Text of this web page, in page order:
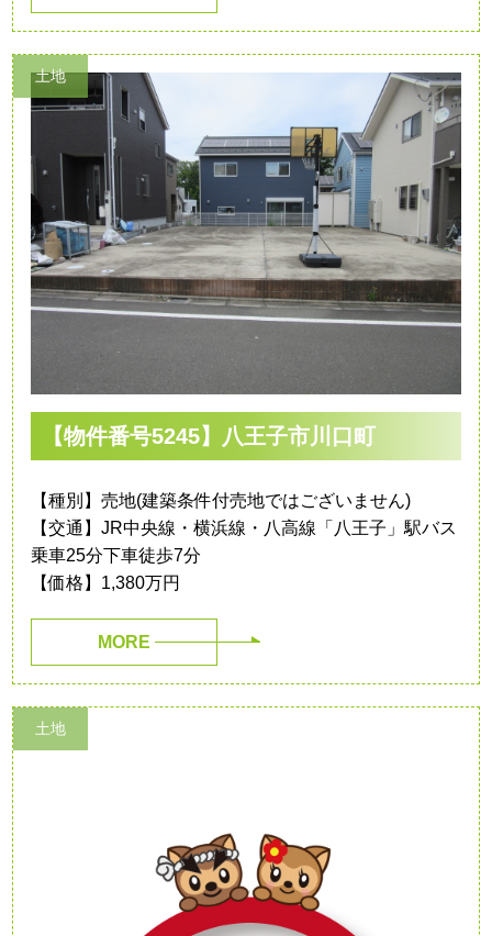
土地
【物件番号5245】八王子市川口町
【種別】売地(建築条件付売地ではございません)
【交通】JR中央線・横浜線・八高線「八王子」駅バス
乗車25分下車徒歩7分
【価格】1,380万円
MORE
土地